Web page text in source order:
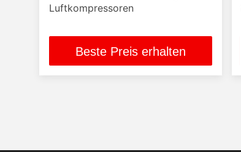
Luftkompressoren
Beste Preis erhalten